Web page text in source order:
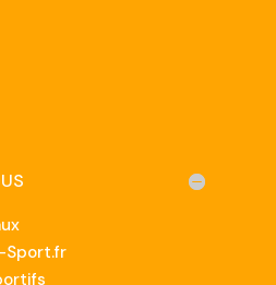
Sport.fr